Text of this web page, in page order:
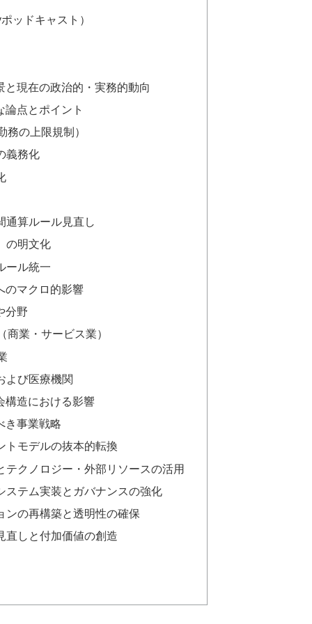
ッドキャスト）
現在の政治的・実務的動向
論点とポイント
務の上限規制）
義務化
通算ルール見直し
の明文化
ール統一
のマクロ的影響
分野
業・サービス業）
よび医療機関
構造における影響
き事業戦略
トモデルの抜本的転換
テクノロジー・外部リソースの活用
ステム実装とガバナンスの強化
ンの再構築と透明性の確保
直しと付加価値の創造